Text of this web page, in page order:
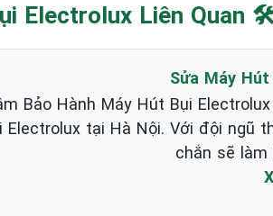
Electrolux Liên Quan
Sửa Máy
Bảo Hành Máy Hút Bụi
Electrolux tại Hà Nội. Với đội ngũ
chắn sẽ làm